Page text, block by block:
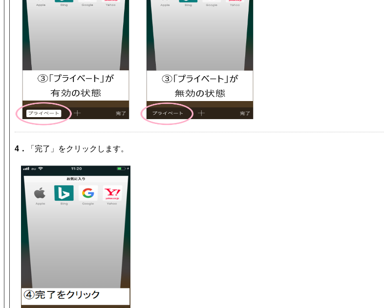
4． 「完了」をクリックします。